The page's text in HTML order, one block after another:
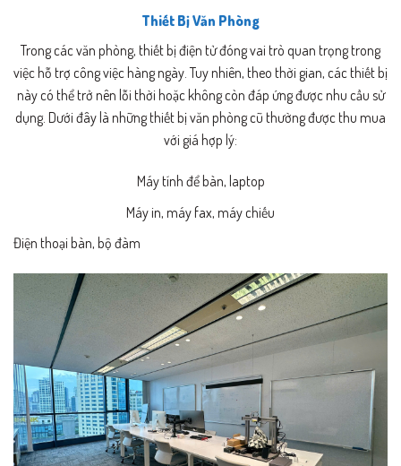
Thiết Bị Văn Phòng
Trong các văn phòng, thiết bị điện tử đóng vai trò quan trọng trong
việc hỗ trợ công việc hàng ngày. Tuy nhiên, theo thời gian, các thiết bị
này có thể trở nên lỗi thời hoặc không còn đáp ứng được nhu cầu sử
dụng. Dưới đây là những thiết bị văn phòng cũ thường được thu mua
với giá hợp lý:
Máy tính để bàn, laptop
Máy in, máy fax, máy chiếu
Điện thoại bàn, bộ đàm